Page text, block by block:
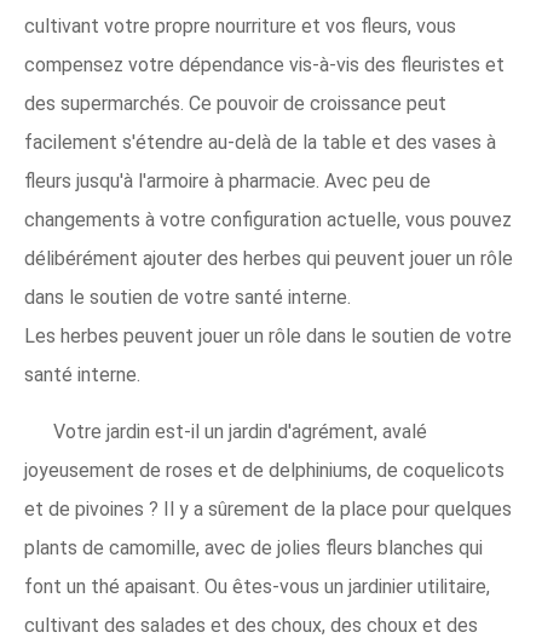
cultivant votre propre nourriture et vos fleurs, vous
compensez votre dépendance vis-à-vis des fleuristes et
des supermarchés. Ce pouvoir de croissance peut
facilement s'étendre au-delà de la table et des vases à
fleurs jusqu'à l'armoire à pharmacie. Avec peu de
changements à votre configuration actuelle, vous pouvez
délibérément ajouter des herbes qui peuvent jouer un rôle
dans le soutien de votre santé interne.
Les herbes peuvent jouer un rôle dans le soutien de votre
santé interne.
Votre jardin est-il un jardin d'agrément, avalé
joyeusement de roses et de delphiniums, de coquelicots
et de pivoines ? Il y a sûrement de la place pour quelques
plants de camomille, avec de jolies fleurs blanches qui
font un thé apaisant. Ou êtes-vous un jardinier utilitaire,
cultivant des salades et des choux, des choux et des